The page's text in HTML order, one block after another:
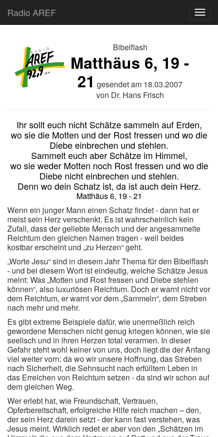
Radio AREF
Bibelflash
Matthäus 6, 19 -
21 gesendet am 18.03.2007
von Dr. Hans Frisch
Ihr sollt euch nicht Schätze sammeln auf Erden,
wo sie die Motten und der Rost fressen und wo die
Diebe einbrechen und stehlen.
Sammelt euch aber Schätze im Himmel,
wo sie weder Motten noch Rost fressen und wo die
Diebe nicht einbrechen und stehlen.
Denn wo dein Schatz ist, da ist auch dein Herz.
Matthäus 6, 19 - 21
Wenn ein junger Mann einen Schatz findet - dann hat er
meist sein Herz verschenkt. Es ist wahrscheinlich kein
Zufall, dass der geliebte Mensch und der angesammelte
Reichtum den gleichen Namen tragen - weil beides
kostbar erscheint und „zu Herzen“ geht.
„Worte Jesu“ sind in diesem Jahr Thema für den Bibelflash
- und bei diesem Wort ist eindeutig, welche Schätze Jesus
meint: Was „Motten und Rost fressen und Diebe stehlen
können“, also luxuriösen Reichtum. Doch er warnt nicht vor
dem Reichtum, er warnt vor dem „Sammeln“, dem Streben
nach mehr und mehr.
Es gibt extreme Beispiele dafür, wie unermeßlich reich
gewordene Menschen nicht genug kriegen können, wie sie
seelisch und in ihren Herzen total verarmen. In dieser
Gefahr steht wohl keiner von uns, doch liegt die der Anfang
viel weiter vorn: da wo wir unsere Hoffnung, das Streben
nach Sicherheit, die Sehnsucht nach erfülltem Leben in
das Erreichen von Reichtum setzen - da sind wir schon auf
dem gleichen Weg.
Wer erlebt hat, wie Freundschaft, Vertrauen,
Opferbereitschaft, erfolgreiche Hilfe reich machen – den,
der sein Herz darein setzt - der kann fast verstehen, was
Jesus meint. Wirklich redet er aber von den „Schätzen im